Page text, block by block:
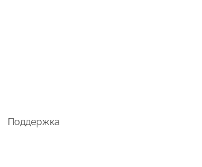
Поддержка